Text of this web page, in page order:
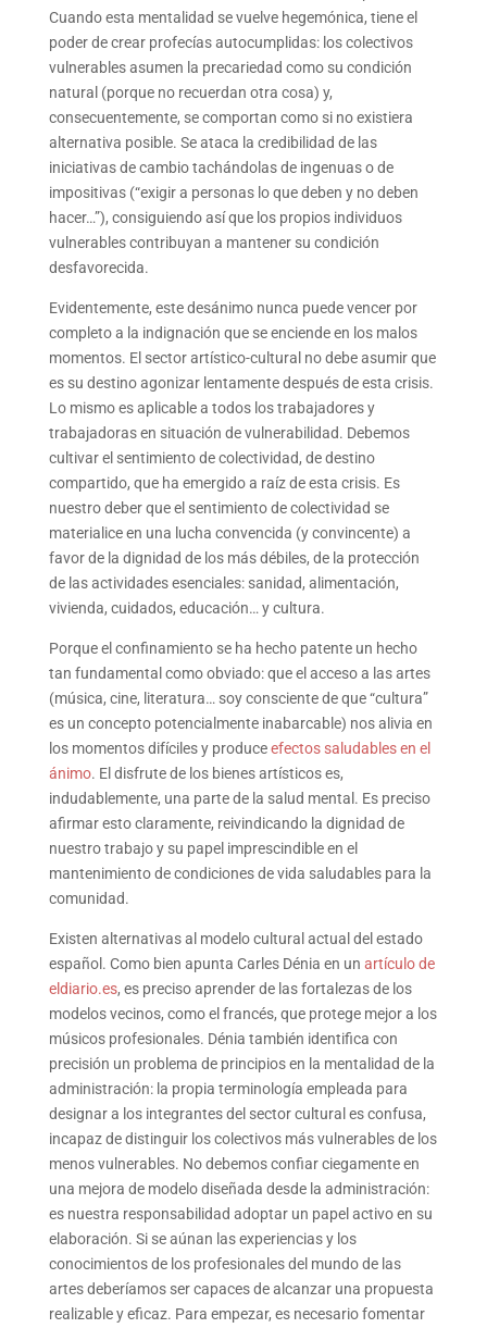
Cuando esta mentalidad se vuelve hegemónica, tiene el
poder de crear profecías autocumplidas: los colectivos
vulnerables asumen la precariedad como su condición
natural (porque no recuerdan otra cosa) y,
consecuentemente, se comportan como si no existiera
alternativa posible. Se ataca la credibilidad de las
iniciativas de cambio tachándolas de ingenuas o de
impositivas (“exigir a personas lo que deben y no deben
hacer…”), consiguiendo así que los propios individuos
vulnerables contribuyan a mantener su condición
desfavorecida.
Evidentemente, este desánimo nunca puede vencer por
completo a la indignación que se enciende en los malos
momentos. El sector artístico-cultural no debe asumir que
es su destino agonizar lentamente después de esta crisis.
Lo mismo es aplicable a todos los trabajadores y
trabajadoras en situación de vulnerabilidad. Debemos
cultivar el sentimiento de colectividad, de destino
compartido, que ha emergido a raíz de esta crisis. Es
nuestro deber que el sentimiento de colectividad se
materialice en una lucha convencida (y convincente) a
favor de la dignidad de los más débiles, de la protección
de las actividades esenciales: sanidad, alimentación,
vivienda, cuidados, educación… y cultura.
Porque el confinamiento se ha hecho patente un hecho
tan fundamental como obviado: que el acceso a las artes
(música, cine, literatura… soy consciente de que “cultura”
es un concepto potencialmente inabarcable) nos alivia en
los momentos difíciles y produceefectos saludables en el
ánimo. El disfrute de los bienes artísticos es,
indudablemente, una parte de la salud mental. Es preciso
afirmar esto claramente, reivindicando la dignidad de
nuestro trabajo y su papel imprescindible en el
mantenimiento de condiciones de vida saludables para la
comunidad.
Existen alternativas al modelo cultural actual del estado
español. Como bien apunta Carles Dénia en un artículo de
eldiario.es, es preciso aprender de las fortalezas de los
modelos vecinos, como el francés, que protege mejor a los
músicos profesionales. Dénia también identifica con
precisión un problema de principios en la mentalidad de la
administración: la propia terminología empleada para
designar a los integrantes del sector cultural es confusa,
incapaz de distinguir los colectivos más vulnerables de los
menos vulnerables. No debemos confiar ciegamente en
una mejora de modelo diseñada desde la administración:
es nuestra responsabilidad adoptar un papel activo en su
elaboración. Si se aúnan las experiencias y los
conocimientos de los profesionales del mundo de las
artes deberíamos ser capaces de alcanzar una propuesta
realizable y eficaz. Para empezar, es necesario fomentar